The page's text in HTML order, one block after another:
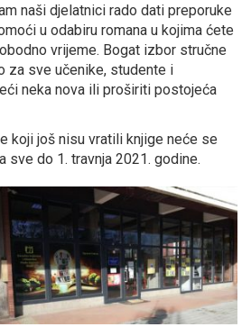
naši djelatnici rado dati preporuke
u odabiru romana u kojima ćete
vrijeme. Bogat izbor stručne
za sve učenike, studente i
neka nova ili proširiti postojeća
koji još nisu vratili knjige neće se
sve do 1. travnja 2021. godine.